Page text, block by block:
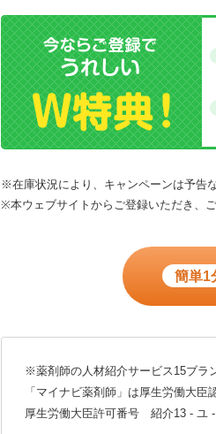
※在庫状況により、キャンペーンは予告
※本ウェブサイトからご登録いただき、
簡単1
※薬剤師の人材紹介サービス15ブラ
「マイナビ薬剤師」は厚生労働大臣
厚生労働大臣許可番号 紹介13 - ユ -